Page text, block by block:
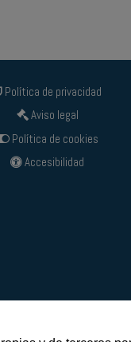
Política de privacidad
Aviso legal
Política de cookies
Accesibilidad